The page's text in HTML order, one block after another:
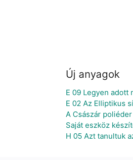
Új anyagok
E 09 Legyen adott
E 02 Az Elliptikus
A Császár poliéder
Saját eszköz
H 05 Azt tanultuk